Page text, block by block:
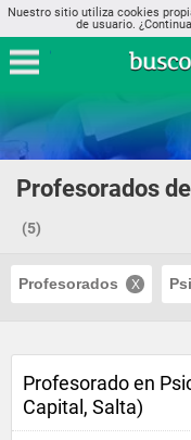
Nuestro sitio utiliza cookies
de usuario.
Profesorados
(5)
Profesorados
Profesorado en
Capital, Salta)